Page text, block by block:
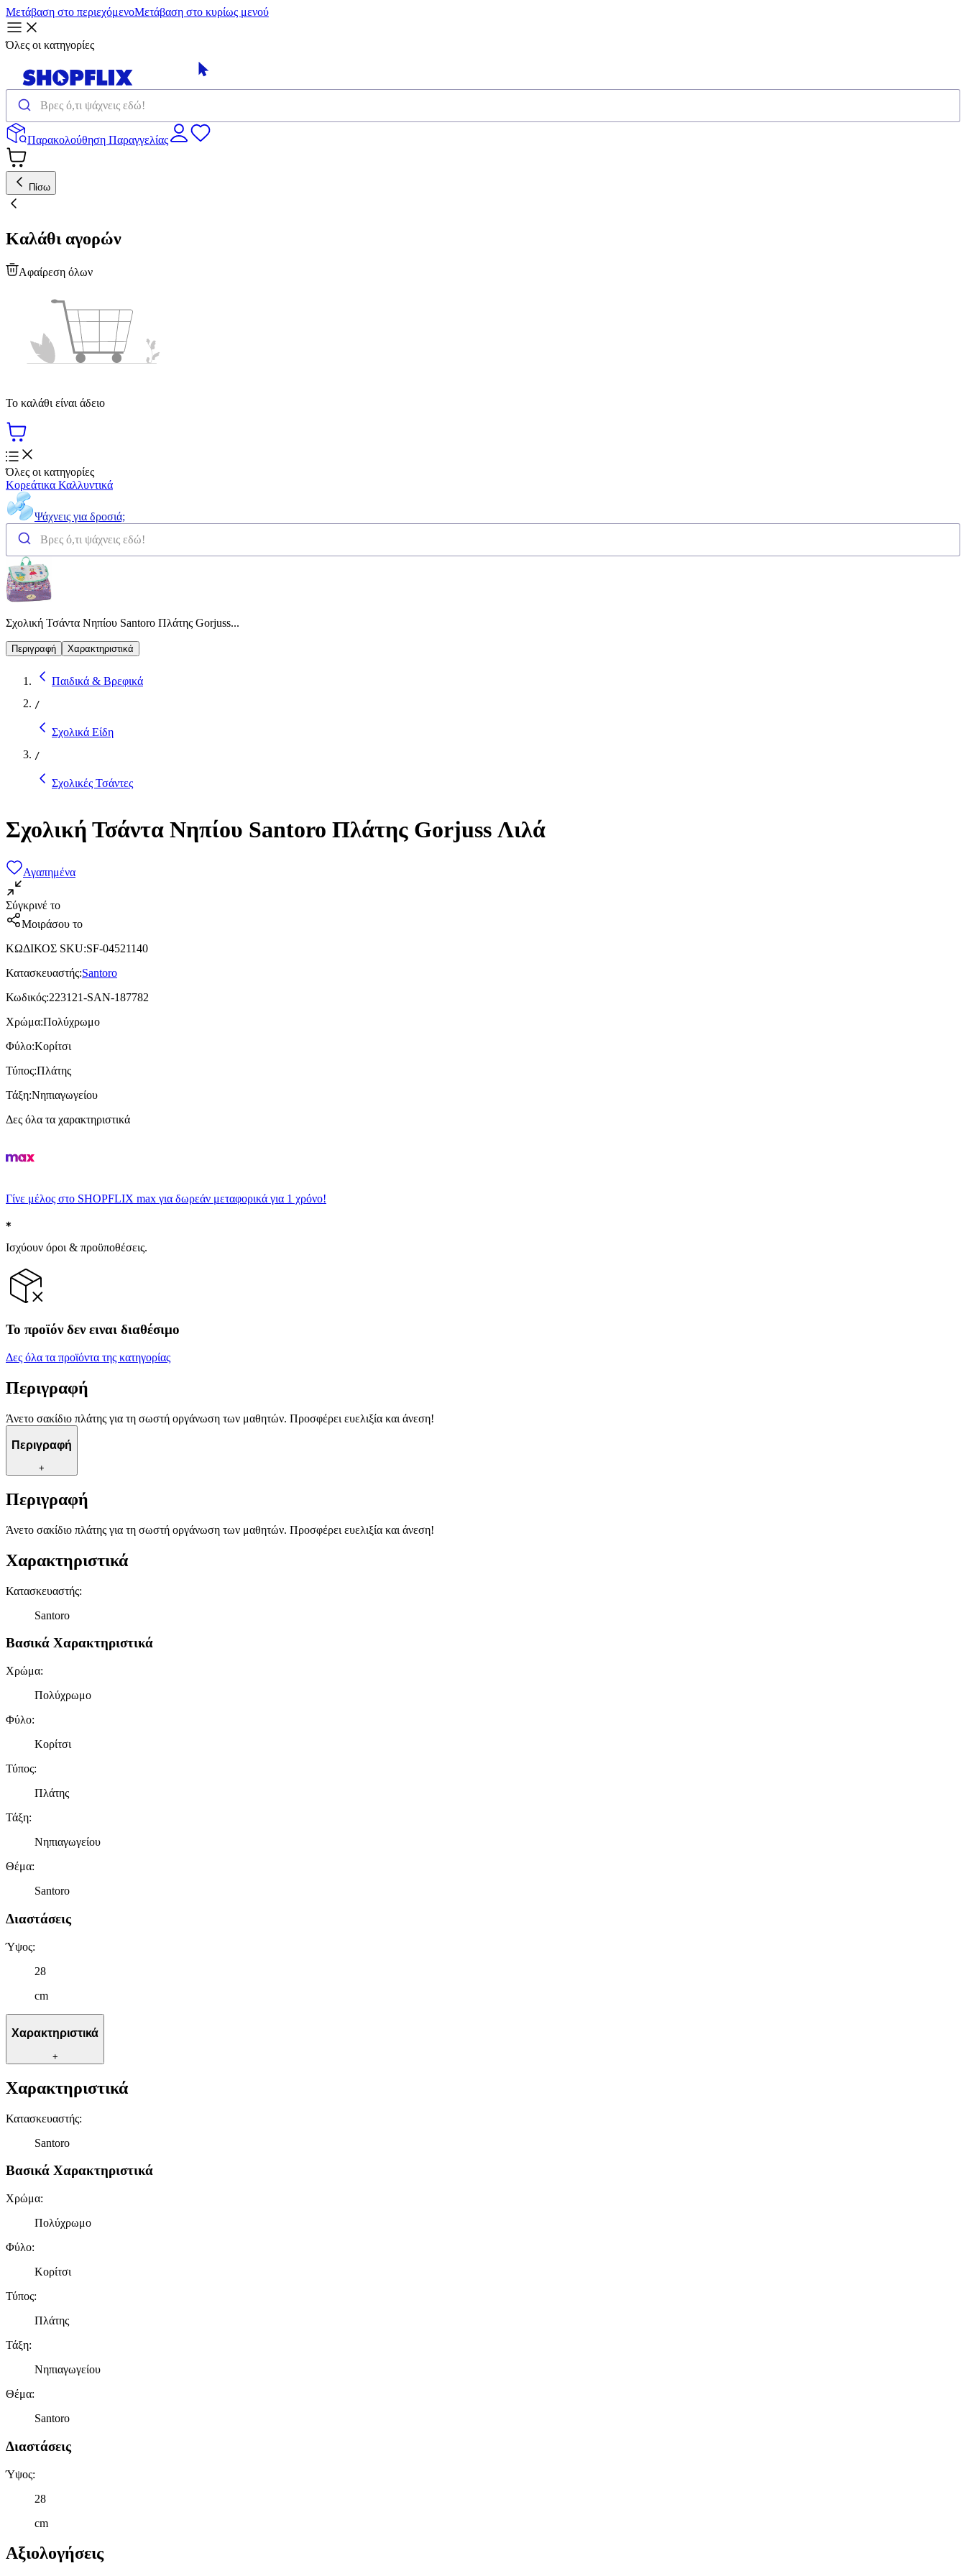
Μετάβαση στο περιεχόμενοΜετάβαση στο κυρίως μενού
Όλες οι κατηγορίες
Παρακολούθηση Παραγγελίας
Πίσω
Καλάθι αγορών
Αφαίρεση όλων
Το καλάθι είναι άδειο
Όλες οι κατηγορίες
Κορεάτικα Καλλυντικά
Ψάχνεις για δροσιά;
Σχολική Τσάντα Νηπίου Santoro Πλάτης Gorjuss...
Περιγραφή Χαρακτηριστικά
Παιδικά & Βρεφικά
/
Σχολικά Είδη
/
Σχολικές Τσάντες
Σχολική Τσάντα Νηπίου Santoro Πλάτης Gorjuss Λιλά
Αγαπημένα
Σύγκρινέ το
Μοιράσου το
ΚΩΔΙΚΟΣ SKU:SF-04521140
Κατασκευαστής:Santoro
Κωδικός:223121-SAN-187782
Χρώμα:Πολύχρωμο
Φύλο:Κορίτσι
Τύπος:Πλάτης
Τάξη:Νηπιαγωγείου
Δες όλα τα χαρακτηριστικά
Γίνε μέλος στο SHOPFLIX max για δωρεάν μεταφορικά για 1 χρόνο!
Ισχύουν όροι & προϋποθέσεις.
Το προϊόν δεν ειναι διαθέσιμο
Δες όλα τα προϊόντα της κατηγορίας
Περιγραφή
Άνετο σακίδιο πλάτης για τη σωστή οργάνωση των μαθητών. Προσφέρει ευελιξία και άνεση!
Περιγραφή
+
Περιγραφή
Άνετο σακίδιο πλάτης για τη σωστή οργάνωση των μαθητών. Προσφέρει ευελιξία και άνεση!
Χαρακτηριστικά
Κατασκευαστής:
Santoro
Βασικά Χαρακτηριστικά
Χρώμα:
Πολύχρωμο
Φύλο:
Κορίτσι
Τύπος:
Πλάτης
Τάξη:
Νηπιαγωγείου
Θέμα:
Santoro
Διαστάσεις
Ύψος:
28
cm
Χαρακτηριστικά
+
Χαρακτηριστικά
Κατασκευαστής:
Santoro
Βασικά Χαρακτηριστικά
Χρώμα:
Πολύχρωμο
Φύλο:
Κορίτσι
Τύπος:
Πλάτης
Τάξη:
Νηπιαγωγείου
Θέμα:
Santoro
Διαστάσεις
Ύψος:
28
cm
Αξιολογήσεις